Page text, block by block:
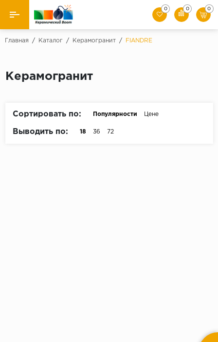
Назад
Керамическая плитка
0 0 0
Главная / Каталог / Керамогранит / FIANDRE
Керамогранит
Сортировать по: Популярности Цене
Выводить по: 18 36 72